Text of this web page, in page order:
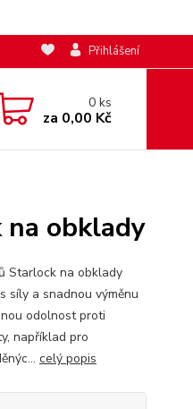
Přihlášení
0ks
za 0,00 Kč
na obklady
Starlock na obklady
síly a snadnou výměnu
odolnost proti
například pro
celý popis